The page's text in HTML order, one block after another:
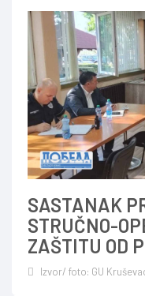
SASTANAK
STRUČNO-
ZAŠTITU OD
Izvor/ foto: GU